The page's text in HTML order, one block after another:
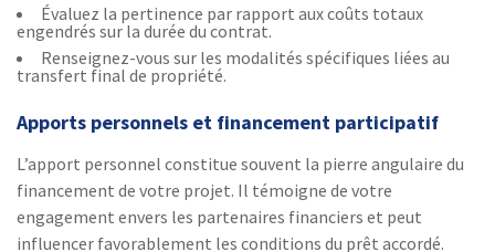
Évaluez la pertinence par rapport aux coûts totaux
engendrés sur la durée du contrat.
Renseignez-vous sur les modalités spécifiques liées au
transfert final de propriété.
Apports personnels et financement participatif
L’apport personnel constitue souvent la pierre angulaire du
financement de votre projet. Il témoigne de votre
engagement envers les partenaires financiers et peut
influencer favorablement les conditions du prêt accordé.